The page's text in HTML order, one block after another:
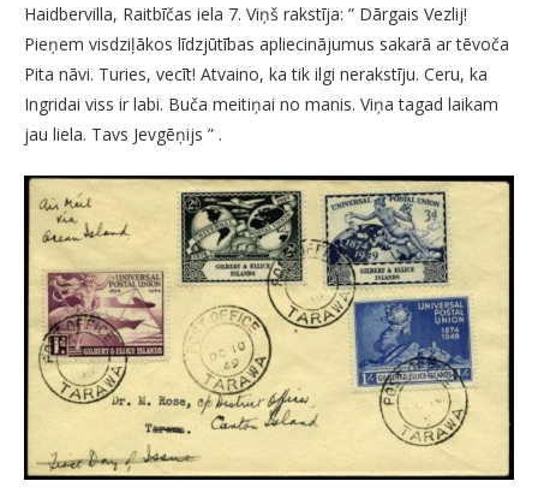
Haidbervilla, Raitbīčas iela 7. Viņš rakstīja: ” Dārgais Vezlij!
Pieņem visdziļākos līdzjūtības apliecinājumus sakarā ar tēvoča
Pita nāvi. Turies, vecīt! Atvaino, ka tik ilgi nerakstīju. Ceru, ka
Ingridai viss ir labi. Buča meitiņai no manis. Viņa tagad laikam
jau liela. Tavs Jevgēņijs ” .